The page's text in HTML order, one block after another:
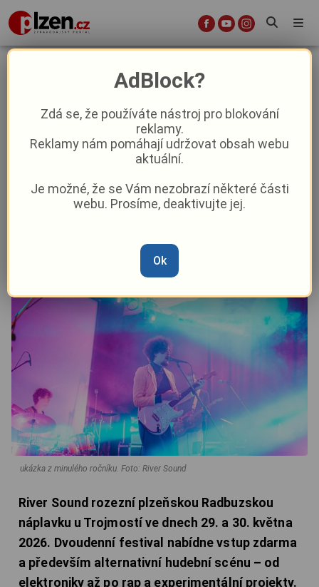
River Sound rozezní plzeňskou
náplavku. Dva dny alternativní
hudby u Radbuzy
Aktuality Kultura Z Plzně
David Černý–26. 5.| 13:10
ukázka z minulého ročníku. Foto: River Sound
River Sound rozezní plzeňskou Radbuzskou
náplavku u Trojmostí ve dnech 29. a 30. května
2026. Dvoudenní festival nabídne vstup zdarma
a především alternativní hudební scénu – od
elektroniky až po rap a experimentální projekty.
AdBlock?
Zdá se, že používáte nástroj pro blokování
reklamy.
Reklamy nám pomáhají udržovat obsah webu
aktuální.
Je možné, že se Vám nezobrazí některé části
webu. Prosíme, deaktivujte jej.
Ok